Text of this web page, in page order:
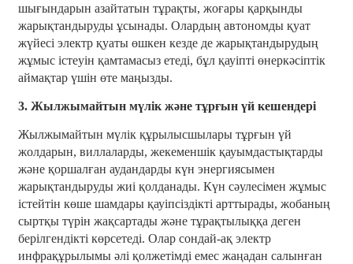
шығындарын азайтатын тұрақты, жоғары қарқынды
жарықтандыруды ұсынады. Олардың автономды қуат
жүйесі электр қуаты өшкен кезде де жарықтандырудың
жұмыс істеуін қамтамасыз етеді, бұл қауіпті өнеркәсіптік
аймақтар үшін өте маңызды.
3. Жылжымайтын мүлік және тұрғын үй кешендері
Жылжымайтын мүлік құрылысшылары тұрғын үй
жолдарын, виллаларды, жекеменшік қауымдастықтарды
және қоршалған аудандарды күн энергиясымен
жарықтандыруды жиі қолданады. Күн сәулесімен жұмыс
істейтін көше шамдары қауіпсіздікті арттырады, жобаның
сыртқы түрін жақсартады және тұрақтылыққа деген
берілгендікті көрсетеді. Олар сондай-ақ электр
инфрақұрылымы әлі қолжетімді емес жаңадан салынған